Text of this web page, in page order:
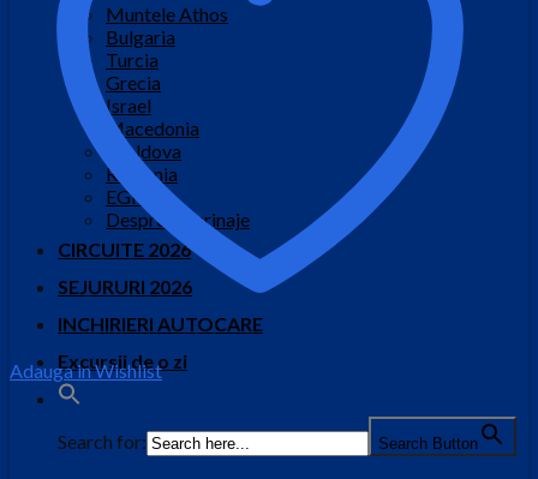
Muntele Athos
Bulgaria
Turcia
Grecia
Israel
Macedonia
Moldova
Romania
EGIPT
Despre pelerinaje
CIRCUITE 2026
SEJURURI 2026
INCHIRIERI AUTOCARE
Excursii de o zi
Search for: Search Button
Adauga in Wishlist